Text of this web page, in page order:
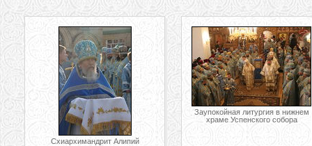
Схиархимандрит Алипий
Заупокойная литургия в нижнем
храме Успенского собора